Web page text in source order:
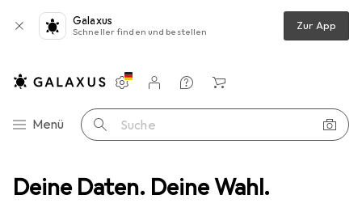
Deine Daten. Deine Wahl.
Galaxus
Schneller finden und bestellen Zur App
Navigation nach Kategorien
Menü Suche
Einstellungen
Kundenkonto
Vergleichslisten
Merklisten
Warenkorb
Ladegeräte USB Kabel LogiLink CU0012B